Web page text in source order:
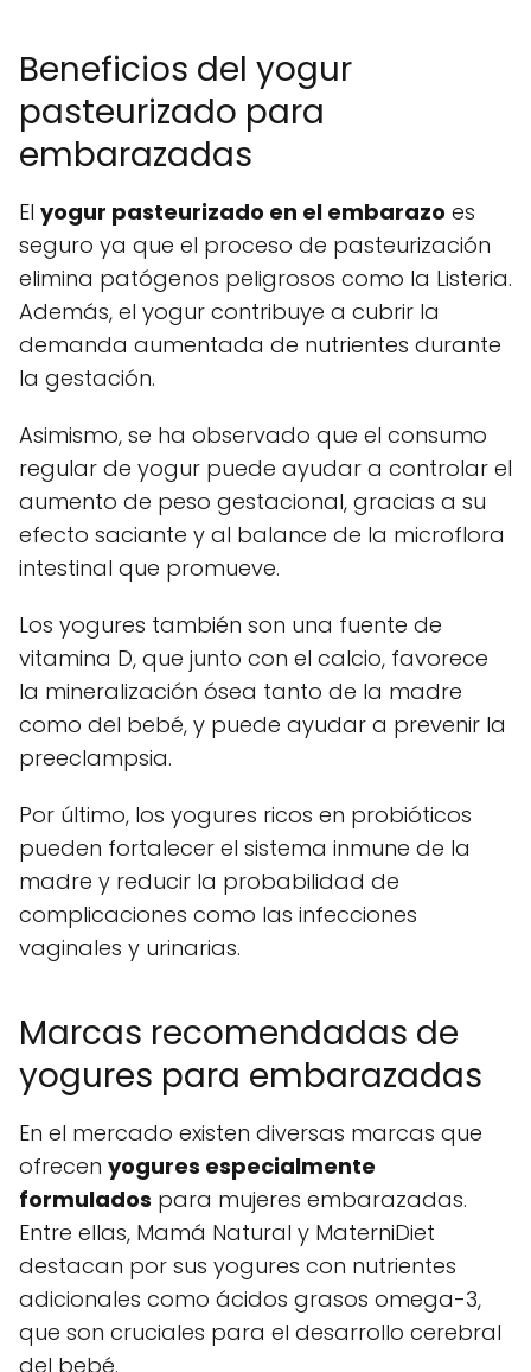
Beneficios del yogur
pasteurizado para
embarazadas
El yogur pasteurizado en el embarazo es
seguro ya que el proceso de pasteurización
elimina patógenos peligrosos como la Listeria.
Además, el yogur contribuye a cubrir la
demanda aumentada de nutrientes durante
la gestación.
Asimismo, se ha observado que el consumo
regular de yogur puede ayudar a controlar el
aumento de peso gestacional, gracias a su
efecto saciante y al balance de la microflora
intestinal que promueve.
Los yogures también son una fuente de
vitamina D, que junto con el calcio, favorece
la mineralización ósea tanto de la madre
como del bebé, y puede ayudar a prevenir la
preeclampsia.
Por último, los yogures ricos en probióticos
pueden fortalecer el sistema inmune de la
madre y reducir la probabilidad de
complicaciones como las infecciones
vaginales y urinarias.
Marcas recomendadas de
yogures para embarazadas
En el mercado existen diversas marcas que
ofrecen yogures especialmente
formulados para mujeres embarazadas.
Entre ellas, Mamá Natural y MaterniDiet
destacan por sus yogures con nutrientes
adicionales como ácidos grasos omega-3,
que son cruciales para el desarrollo cerebral
del bebé.